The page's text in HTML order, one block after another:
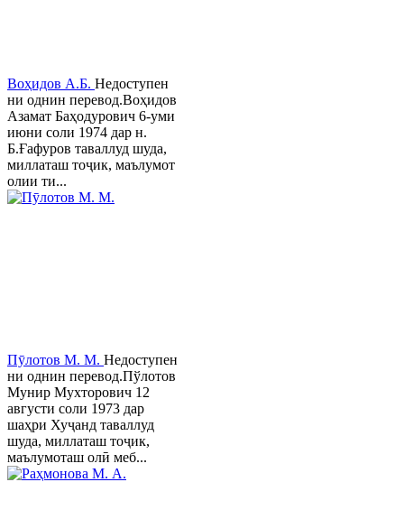
Воҳидов А.Б. Недоступен
ни однин перевод.Воҳидов
Азамат Баҳодурович 6-уми
июни соли 1974 дар н.
Б.Ғафуров таваллуд шуда,
миллаташ тоҷик, маълумот
олии ти...
Пӯлотов М. М. Недоступен
ни однин перевод.Пўлотов
Мунир Мухторович 12
августи соли 1973 дар
шаҳри Хуҷанд таваллуд
шуда, миллаташ тоҷик,
маълумоташ олӣ меб...